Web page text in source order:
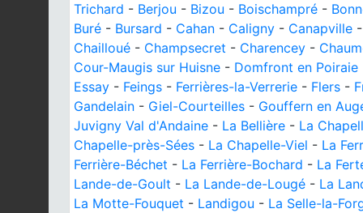
Trichard - Berjou - Bizou - Boischampré -
Buré - Bursard - Cahan - Caligny - Canapville
Chailloué - Champsecret - Charencey -
Cour-Maugis sur Huisne - Domfront en Poiraie
Essay - Feings - Ferrières-la-Verrerie - Flers -
Gandelain - Giel-Courteilles - Gouffern en
Juvigny Val d'Andaine - La Bellière - La
Chapelle-près-Sées - La Chapelle-Viel - La
Ferrière-Béchet - La Ferrière-Bochard - La
Lande-de-Goult - La Lande-de-Lougé - La
La Motte-Fouquet - Landigou - La Selle-la-